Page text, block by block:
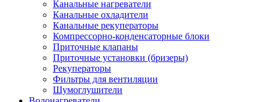
Канальные нагреватели
Канальные охладители
Канальные рекуператоры
Компрессорно-конденсаторные блоки
Приточные клапаны
Приточные установки (бризеры)
Рекуператоры
Фильтры для вентиляции
Шумоглушители